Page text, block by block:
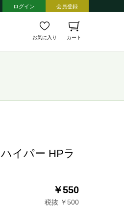
ログイン 会員登録
お気に入り カート
イパー HPラ
￥550
税抜 ￥500